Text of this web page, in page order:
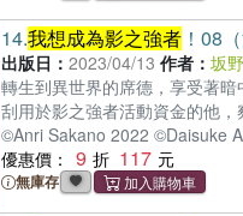
14.我想成為影之強者 ！08
出版日： 2023/04/13 作者： 坂
轉生到異世界的席德，享受著
刮用於影之強者活動資金的他
©Anri Sakano 2022 ©Daisuke
說家吧」人氣作品《 我想成為影
首刷限定！隨書贈精美典藏書卡
優惠價： 9 117
無庫存